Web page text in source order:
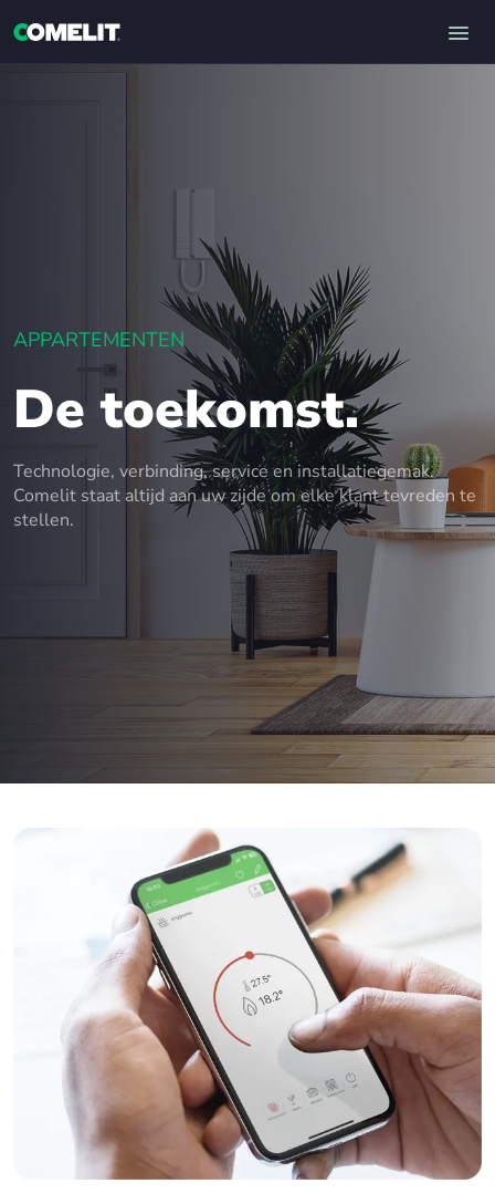
APPARTEMENTEN
De toekomst.
Technologie, verbinding, service en installatiegemak.
Comelit staat altijd aan uw zijde om elke klant tevreden te
stellen.